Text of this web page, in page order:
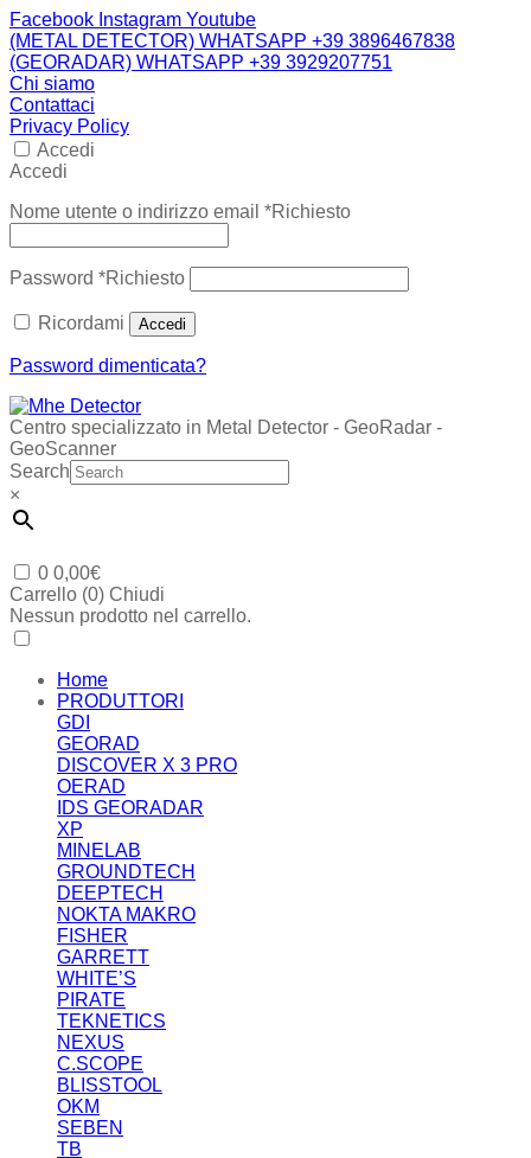
Facebook Instagram Youtube
(METAL DETECTOR) WHATSAPP +39 3896467838
(GEORADAR) WHATSAPP +39 3929207751
Chi siamo
Contattaci
Privacy Policy
Accedi
Accedi
Nome utente o indirizzo email *Richiesto
Password *Richiesto
Ricordami Accedi
Password dimenticata?
Centro specializzato in Metal Detector - GeoRadar -
GeoScanner
Search
×
0 0,00€
Carrello (0) Chiudi
Nessun prodotto nel carrello.
Home
PRODUTTORI
GDI
GEORAD
DISCOVER X 3 PRO
OERAD
IDS GEORADAR
XP
MINELAB
GROUNDTECH
DEEPTECH
NOKTA MAKRO
FISHER
GARRETT
WHITE’S
PIRATE
TEKNETICS
NEXUS
C.SCOPE
BLISSTOOL
OKM
SEBEN
TB